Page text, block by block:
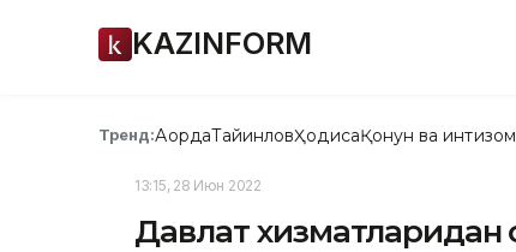
KAZINFORM
Тренд:АқордаТайинловҲодисаҚонун ва интизом
13:15, 28 Июн 2022
Давлат хизматларидан